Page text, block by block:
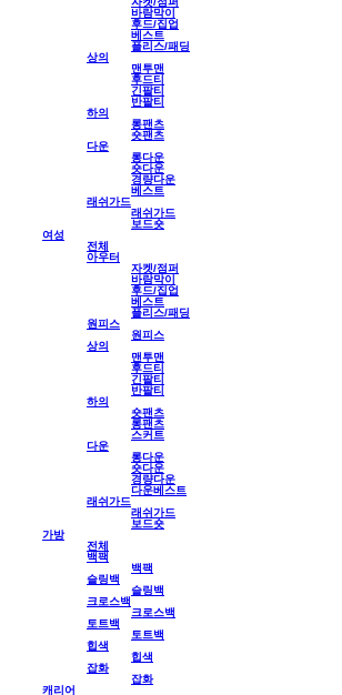
바람막이
후드/집업
베스트
플리스/패딩
상의
맨투맨
후드티
긴팔티
반팔티
하의
롱팬츠
숏팬츠
다운
롱다운
숏다운
경량다운
베스트
래쉬가드
래쉬가드
보드숏
여성
전체
아우터
자켓/점퍼
바람막이
후드/집업
베스트
플리스/패딩
원피스
원피스
상의
맨투맨
후드티
긴팔티
반팔티
하의
숏팬츠
롱팬츠
스커트
다운
롱다운
숏다운
경량다운
다운베스트
래쉬가드
래쉬가드
보드숏
가방
전체
백팩
백팩
슬링백
슬링백
크로스백
크로스백
토트백
토트백
힙색
힙색
잡화
잡화
캐리어